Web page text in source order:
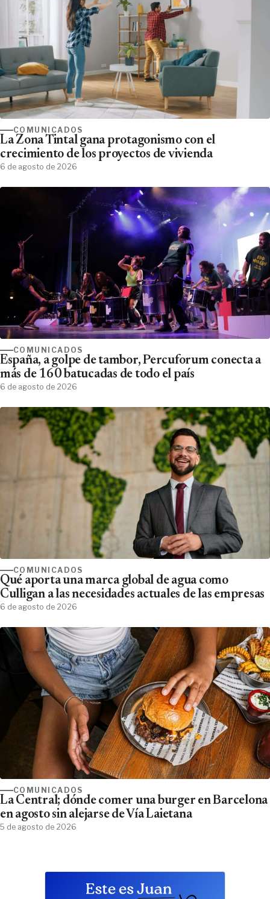
COMUNICADOS
La Zona Tintal gana protagonismo con el
crecimiento de los proyectos de vivienda
6 de agosto de 2026
COMUNICADOS
España, a golpe de tambor, Percuforum conecta a
más de 160 batucadas de todo el país
6 de agosto de 2026
COMUNICADOS
Qué aporta una marca global de agua como
Culligan a las necesidades actuales de las empresas
6 de agosto de 2026
COMUNICADOS
La Central; dónde comer una burger en Barcelona
en agosto sin alejarse de Vía Laietana
5 de agosto de 2026